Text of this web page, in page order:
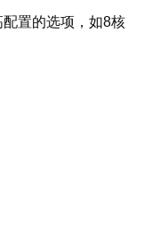
置的选项，如8核